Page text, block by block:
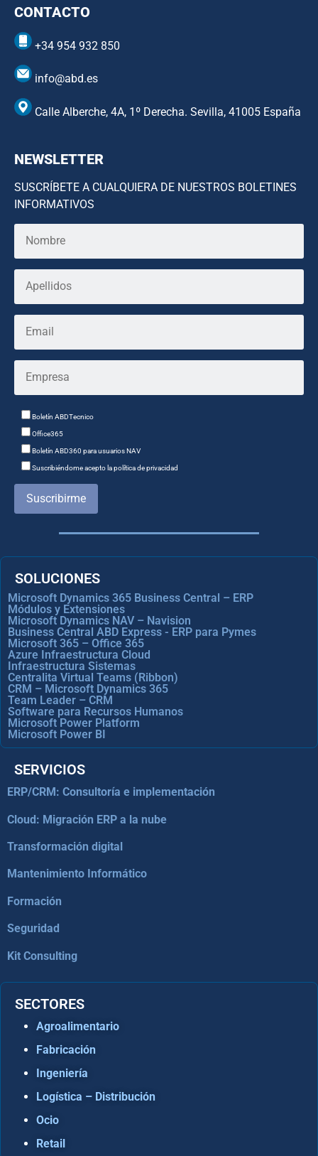
CONTACTO
+34 954 932 850
info@abd.es
Calle Alberche, 4A, 1º Derecha. Sevilla, 41005 España
NEWSLETTER
SUSCRÍBETE A CUALQUIERA DE NUESTROS BOLETINES
INFORMATIVOS
Boletín ABDTecnico
Office365
Boletín ABD360 para usuarios NAV
Suscribiéndome acepto la política de privacidad
Suscribirme
SOLUCIONES
Microsoft Dynamics 365 Business Central – ERP
Módulos y Extensiones
Microsoft Dynamics NAV – Navision
Business Central ABD Express - ERP para Pymes
Microsoft 365 – Office 365
Azure Infraestructura Cloud
Infraestructura Sistemas
Centralita Virtual Teams (Ribbon)
CRM – Microsoft Dynamics 365
Team Leader – CRM
Software para Recursos Humanos
Microsoft Power Platform
Microsoft Power BI
SERVICIOS
ERP/CRM: Consultoría e implementación
Cloud: Migración ERP a la nube
Transformación digital
Mantenimiento Informático
Formación
Seguridad
Kit Consulting
SECTORES
Agroalimentario
Fabricación
Ingeniería
Logística – Distribución
Ocio
Retail